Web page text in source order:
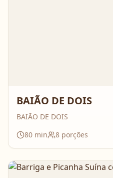
BAIÃO DE DOIS
BAIÃO DE DOIS
80 min 8 porções